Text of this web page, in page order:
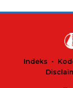
Indeks